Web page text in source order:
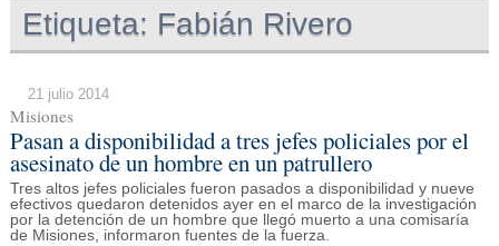
Etiqueta: Fabián Rivero
21 julio 2014
Misiones
Pasan a disponibilidad a tres jefes policiales por el
asesinato de un hombre en un patrullero
Tres altos jefes policiales fueron pasados a disponibilidad y nueve
efectivos quedaron detenidos ayer en el marco de la investigación
por la detención de un hombre que llegó muerto a una comisaría
de Misiones, informaron fuentes de la fuerza.